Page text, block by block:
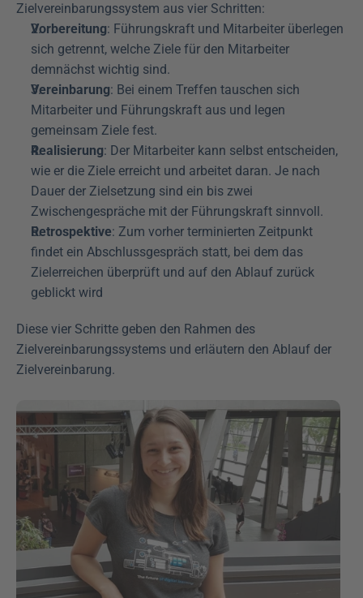
Zielvereinbarungssystem aus vier Schritten:
Vorbereitung: Führungskraft und Mitarbeiter überlegen
sich getrennt, welche Ziele für den Mitarbeiter
demnächst wichtig sind.
Vereinbarung: Bei einem Treffen tauschen sich
Mitarbeiter und Führungskraft aus und legen
gemeinsam Ziele fest.
Realisierung: Der Mitarbeiter kann selbst entscheiden,
wie er die Ziele erreicht und arbeitet daran. Je nach
Dauer der Zielsetzung sind ein bis zwei
Zwischengespräche mit der Führungskraft sinnvoll.
Retrospektive: Zum vorher terminierten Zeitpunkt
findet ein Abschlussgespräch statt, bei dem das
Zielerreichen überprüft und auf den Ablauf zurück
geblickt wird
Diese vier Schritte geben den Rahmen des
Zielvereinbarungssystems und erläutern den Ablauf der
Zielvereinbarung.